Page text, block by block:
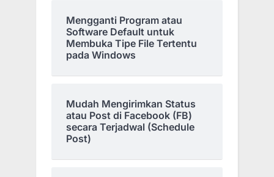
Mengganti Program atau
Software Default untuk
Membuka Tipe File Tertentu
pada Windows
Mudah Mengirimkan Status
atau Post di Facebook (FB)
secara Terjadwal (Schedule
Post)